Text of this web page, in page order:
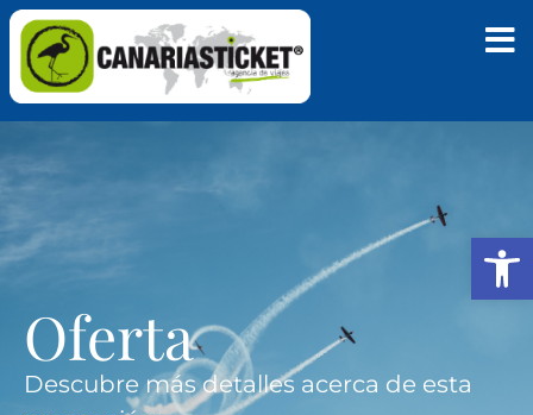
Oferta
Descubre más detalles acerca de esta